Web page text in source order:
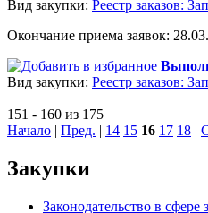
Вид закупки: Реестр заказов:
Окончание приема заявок:
Вид закупки: Реестр заказов:
151 - 160 из 175
Начало | Пред. | 14 15 16 17 18 |
Закупки
Законодательство в сфере